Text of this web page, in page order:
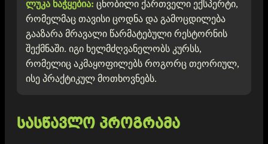
ლუკა ნაჭყებია: ცნობილი ქართველი ექსპერტი,
რომელმაც თავისი ცოდნა და გამოცდილება
გააზარა მრავალი წარმატებული რესტორნის
შექმნაში. იგი ხელმძღვანელობს კურსს,
რომელიც აკმაყოფილებს როგორც თეორიულ,
ისე პრაქტიკულ მოთხოვნებს.
სასწავლო პროგრამა